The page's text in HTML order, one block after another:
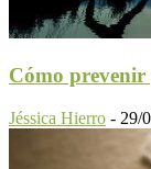
Cómo prevenir
Jéssica Hierro - 29/